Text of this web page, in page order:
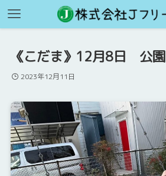
《こだま》12月8日 公園
2023年12月11日